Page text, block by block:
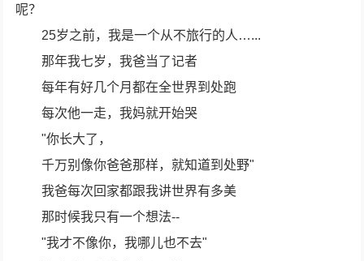
呢？
25岁之前，我是一个从不旅行的人…...
那年我七岁，我爸当了记者
每年有好几个月都在全世界到处跑
每次他一走，我妈就开始哭
"你长大了，
千万别像你爸爸那样，就知道到处野"
我爸每次回家都跟我讲世界有多美
那时候我只有一个想法--
"我才不像你，我哪儿也不去"